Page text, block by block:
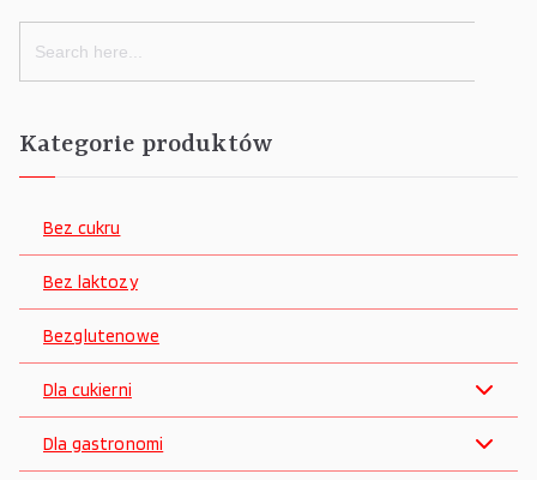
Search
for:
Kategorie produktów
Bez cukru
Bez laktozy
Bezglutenowe
Dla cukierni
Dla gastronomi